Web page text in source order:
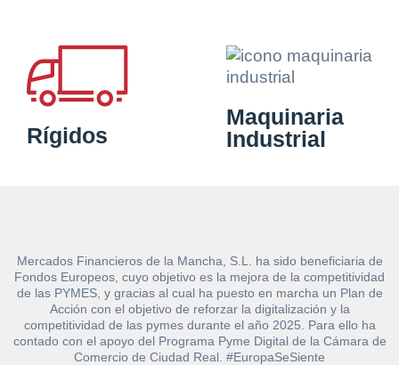
Rígidos
Maquinaria
Industrial
Mercados Financieros de la Mancha, S.L. ha sido beneficiaria de
Fondos Europeos, cuyo objetivo es la mejora de la competitividad
de las PYMES, y gracias al cual ha puesto en marcha un Plan de
Acción con el objetivo de reforzar la digitalización y la
competitividad de las pymes durante el año 2025. Para ello ha
contado con el apoyo del Programa Pyme Digital de la Cámara de
Comercio de Ciudad Real. #EuropaSeSiente